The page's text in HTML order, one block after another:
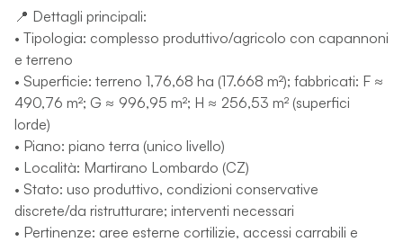
📍 Dettagli principali:
• Tipologia: complesso produttivo/agricolo con capannoni
e terreno
• Superficie: terreno 1,76,68 ha (17.668 m²); fabbricati: F ≈
490,76 m²; G ≈ 996,95 m²; H ≈ 256,53 m² (superfici
lorde)
• Piano: piano terra (unico livello)
• Località: Martirano Lombardo (CZ)
• Stato: uso produttivo, condizioni conservative
discrete/da ristrutturare; interventi necessari
• Pertinenze: aree esterne cortilizie, accessi carrabili e